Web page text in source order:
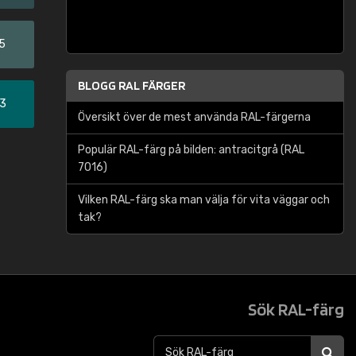
BLOGG RAL FÄRGER
Översikt över de mest använda RAL-färgerna
Populär RAL-färg på bilden: antracitgrå (RAL
7016)
Vilken RAL-färg ska man välja för vita väggar och
tak?
Sök RAL-färg